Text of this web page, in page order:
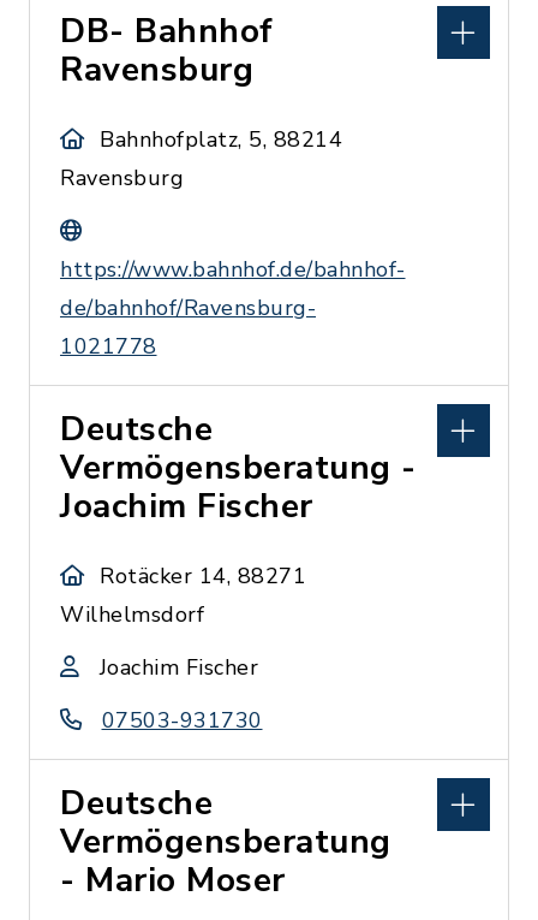
DB- Bahnhof
Ravensburg
Bahnhofplatz, 5, 88214
Ravensburg
https://www.bahnhof.de/bahnhof-
de/bahnhof/Ravensburg-
1021778
Deutsche
Vermögensberatung -
Joachim Fischer
Rotäcker 14, 88271
Wilhelmsdorf
Joachim Fischer
07503-931730
Deutsche
Vermögensberatung
- Mario Moser